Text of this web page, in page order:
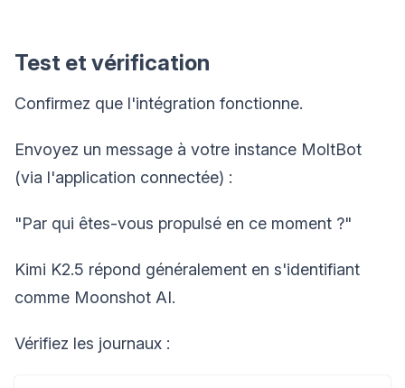
Test et vérification
Confirmez que l'intégration fonctionne.
Envoyez un message à votre instance MoltBot
(via l'application connectée) :
"Par qui êtes-vous propulsé en ce moment ?"
Kimi K2.5 répond généralement en s'identifiant
comme Moonshot AI.
Vérifiez les journaux :